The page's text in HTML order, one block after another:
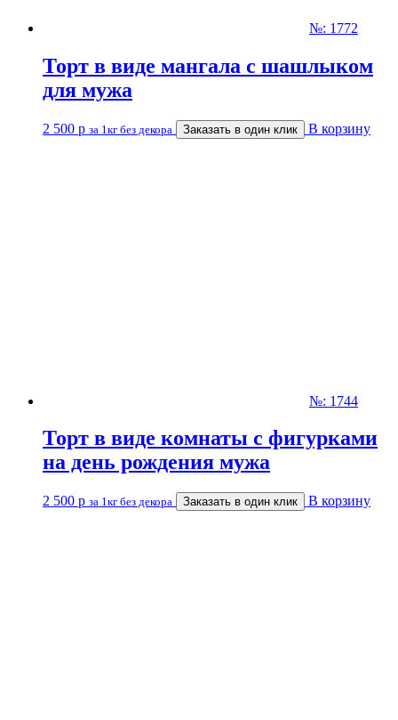
№: 1772
Торт в виде мангала с шашлыком
для мужа
2 500 р за 1кг без декора Заказать в один клик В корзину
№: 1744
Торт в виде комнаты с фигурками
на день рождения мужа
2 500 р за 1кг без декора Заказать в один клик В корзину